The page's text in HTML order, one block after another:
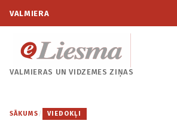
VALMIERA
VALMIERAS UNVIDZEMES ZIŅAS
SĀKUMS / VIEDOKĻI